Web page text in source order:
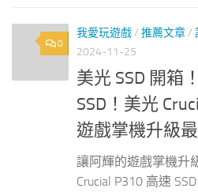
0
我愛玩遊戲/ 推薦文章/
2024-11-25
美光 SSD 開箱
SSD！美光
遊戲掌機升級
讓阿輝的遊戲掌機升
Crucial P310 高速